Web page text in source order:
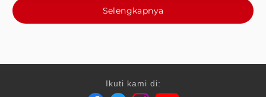
Selengkapnya
Ikuti kami di: